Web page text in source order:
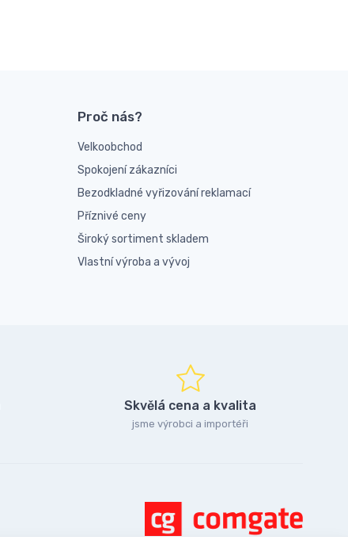
Proč nás?
Velkoobchod
Spokojení zákazníci
Bezodkladné vyřizování reklamací
Příznivé ceny
Široký sortiment skladem
Vlastní výroba a vývoj
Skvělá cena a kvalita
jsme výrobci a importéři